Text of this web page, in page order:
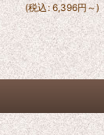
(税込: 6,396円～)